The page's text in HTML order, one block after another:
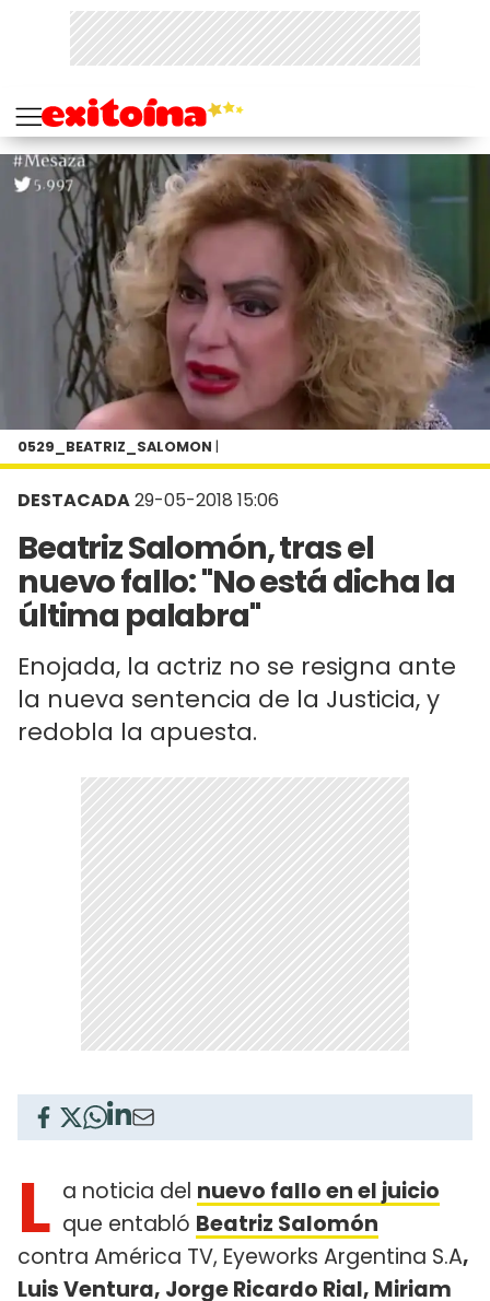
DESTACADA29-05-2018 15:06
Beatriz Salomón, tras el
nuevo fallo: "No está dicha la
última palabra"
Enojada, la actriz no se resigna ante
la nueva sentencia de la Justicia, y
redobla la apuesta.
0529_BEATRIZ_SALOMON |
L a noticia del nuevo fallo en el juicio
que entabló Beatriz Salomón
contra América TV, Eyeworks Argentina S.A,
Luis Ventura, Jorge Ricardo Rial, Miriam